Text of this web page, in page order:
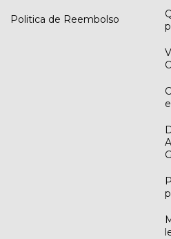
Politica de Reembolso